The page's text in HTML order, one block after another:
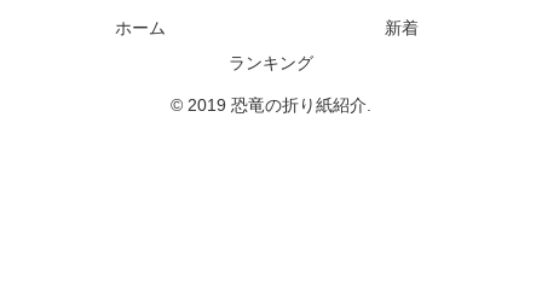
ホーム
新着
ランキング
© 2019 恐竜の折り紙紹介.